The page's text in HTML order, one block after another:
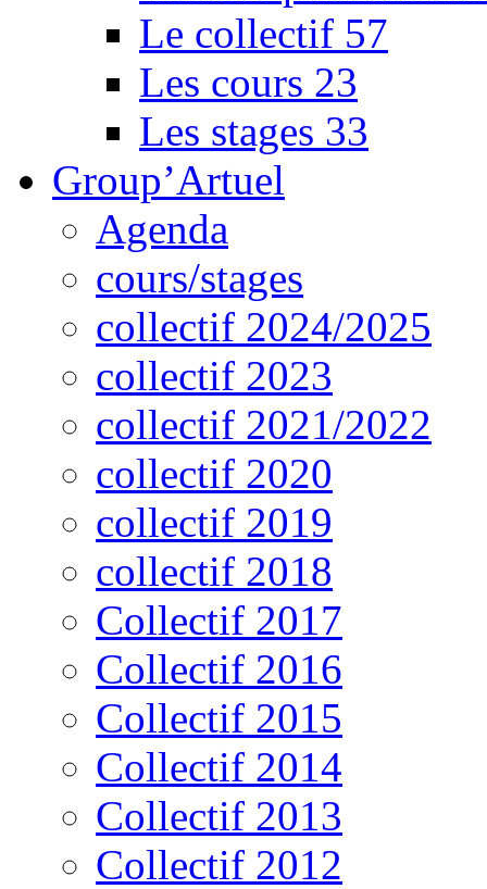
Le collectif 57
Les cours 23
Les stages 33
Group’Artuel
Agenda
cours/stages
collectif 2024/2025
collectif 2023
collectif 2021/2022
collectif 2020
collectif 2019
collectif 2018
Collectif 2017
Collectif 2016
Collectif 2015
Collectif 2014
Collectif 2013
Collectif 2012